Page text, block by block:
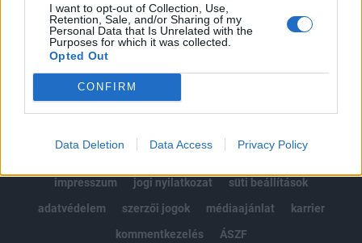
I want to opt-out of Collection, Use,
Retention, Sale, and/or Sharing of my
Personal Data that Is Unrelated with the
Purposes for which it was collected.
Opted Out
CONFIRM
Data Deletion Data Access Privacy Policy
MÁR ELŐFIZETŐNK VAGY?BEJELENTKEZÉS
impresszum
jogi nyilatkozat
süti beállítások
adatvédelem
szerzői jogok médiaajánlat
karrier
kommentkezelés
ÁSZF